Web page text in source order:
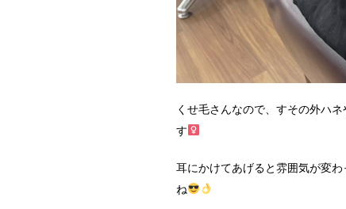
くせ毛さんなので、すその外ハ
す‍
耳にかけてあげると雰囲気が変
ね